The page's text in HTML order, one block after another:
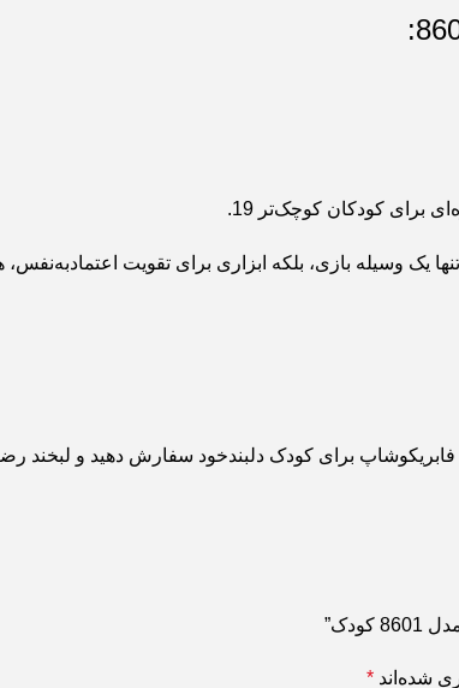
یک وسیله بازی، بلکه ابزاری برای تقویت
فابریکوشاپ برای کودک دلبندخود سفارش دهید و لبخند
شده‌اند *